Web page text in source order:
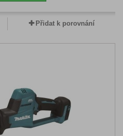
Přidat k porovnání